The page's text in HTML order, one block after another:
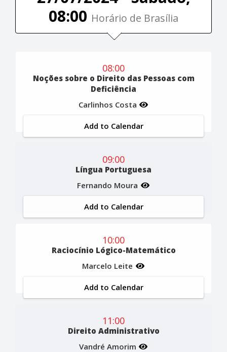
08:00 Horário de Brasília
08:00
Noções sobre o Direito das Pessoas com
Deficiência
Carlinhos Costa
Add to Calendar
09:00
Língua Portuguesa
Fernando Moura
Add to Calendar
10:00
Raciocínio Lógico-Matemático
Marcelo Leite
Add to Calendar
11:00
Direito Administrativo
Vandré Amorim